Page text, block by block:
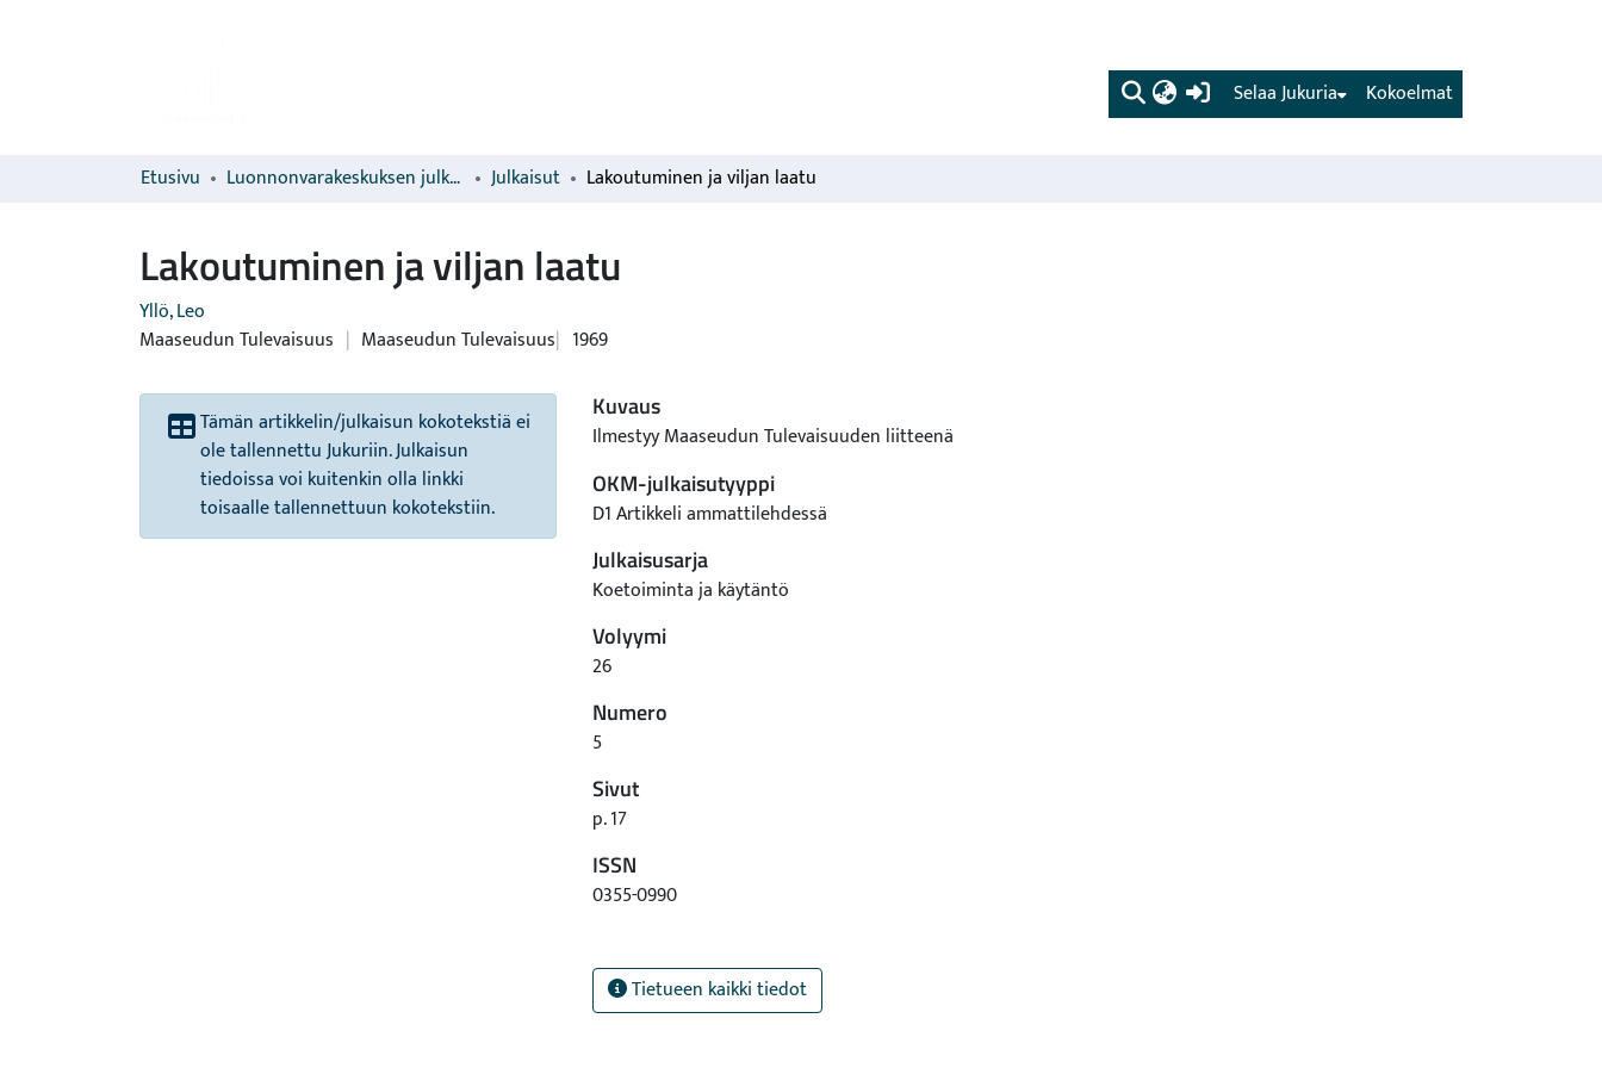
(current) Kokoelmat
Selaa Jukuria
Etusivu Luonnonvarakeskuksen julkaisut Julkaisut Lakoutuminen ja viljan laatu
Lakoutuminen ja viljan laatu
Yllö, Leo
Maaseudun Tulevaisuus | Maaseudun Tulevaisuus 1969
Tämän artikkelin/julkaisun kokotekstiä ei
ole tallennettu Jukuriin. Julkaisun
tiedoissa voi kuitenkin olla linkki
toisaalle tallennettuun kokotekstiin.
Kuvaus
Ilmestyy Maaseudun Tulevaisuuden liitteenä
OKM-julkaisutyyppi
D1 Artikkeli ammattilehdessä
Julkaisusarja
Koetoiminta ja käytäntö
Volyymi
26
Numero
5
Sivut
p. 17
ISSN
0355-0990
Tietueen kaikki tiedot